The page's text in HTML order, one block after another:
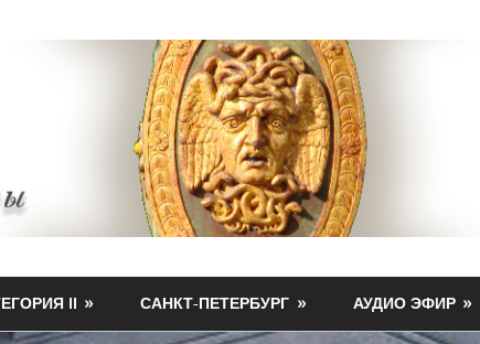
II САНКТ-ПЕТЕРБУРГ АУДИО ЭФИР